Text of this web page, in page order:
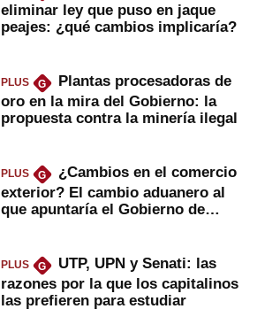
eliminar ley que puso en jaque
peajes: ¿qué cambios implicaría?
PLUS G
Plantas procesadoras de
oro en la mira del Gobierno: la
propuesta contra la minería ilegal
PLUS G
¿Cambios en el comercio
exterior? El cambio aduanero al
que apuntaría el Gobierno de
PLUS G
UTP, UPN y Senati: las
razones por la que los capitalinos
las prefieren para estudiar